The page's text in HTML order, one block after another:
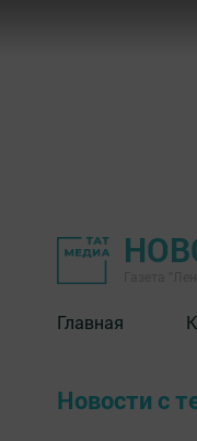
Главная
Новости с